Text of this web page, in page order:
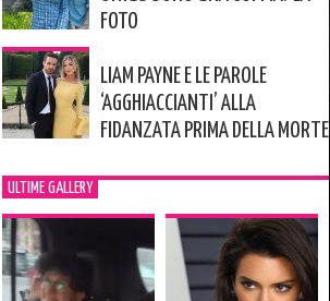
FOTO
LIAM PAYNE E LE PAROLE
‘AGGHIACCIANTI’ ALLA
FIDANZATA PRIMA DELLA MORTE
ULTIME GALLERY